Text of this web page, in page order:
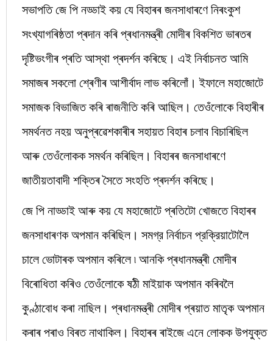
সভাপতি জে পি নড্ডাই কয় যে বিহাৰৰ জনসাধাৰণে নিৰংকুশ
সংখ্যাগৰিষ্ঠতা প্ৰদান কৰি প্ৰধানমন্ত্ৰী মোদীৰ বিকশিত ভাৰতৰ
দৃষ্টিভংগীৰ প্ৰতি আস্থা প্ৰদৰ্শন কৰিছে। এই নিৰ্বাচনত আমি
সমাজৰ সকলো শ্ৰেণীৰ আশীৰ্বাদ লাভ কৰিলোঁ। ইফালে মহাজোটে
সমাজক বিভাজিত কৰি ৰাজনীতি কৰি আছিল। তেওঁলোকে বিহাৰীৰ
সমৰ্থনত নহয় অনুপ্ৰৱেশকাৰীৰ সহায়ত বিহাৰ চলাব বিচাৰিছিল
আৰু তেওঁলোকক সমৰ্থন কৰিছিল। বিহাৰৰ জনসাধাৰণে
জাতীয়তাবাদী শক্তিৰ সৈতে সংহতি প্ৰদৰ্শন কৰিছে।
জে পি নাড্ডাই আৰু কয় যে মহাজোটে প্ৰতিটো খোজতে বিহাৰৰ
জনসাধাৰণক অপমান কৰিছিল। সমগ্র নির্বাচন প্রক্রিয়াটোলৈ
চালে ভোটাৰক অপমান কৰিলে ৷ আনকি প্ৰধানমন্ত্ৰী মোদীৰ
বিৰোধিতা কৰিও তেওঁলোকে ষঠী মাইয়াক অপমান কৰিবলৈ
কুণ্ঠাবোধ কৰা নাছিল। প্ৰধানমন্ত্ৰী মোদীৰ প্ৰয়াত মাতৃক অপমান
কৰাৰ পৰাও বিৰত নাথাকিল। বিহাৰৰ ৰাইজে এনে লোকক উপযুক্ত